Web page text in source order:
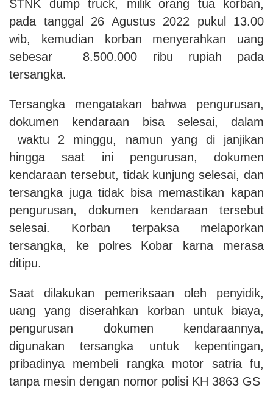
STNK dump truck, milik orang tua korban,
pada tanggal 26 Agustus 2022 pukul 13.00
wib, kemudian korban menyerahkan uang
sebesar 8.500.000 ribu rupiah pada
tersangka.
Tersangka mengatakan bahwa pengurusan,
dokumen kendaraan bisa selesai, dalam
waktu 2 minggu, namun yang di janjikan
hingga saat ini pengurusan, dokumen
kendaraan tersebut, tidak kunjung selesai, dan
tersangka juga tidak bisa memastikan kapan
pengurusan, dokumen kendaraan tersebut
selesai. Korban terpaksa melaporkan
tersangka, ke polres Kobar karna merasa
ditipu.
Saat dilakukan pemeriksaan oleh penyidik,
uang yang diserahkan korban untuk biaya,
pengurusan dokumen kendaraannya,
digunakan tersangka untuk kepentingan,
pribadinya membeli rangka motor satria fu,
tanpa mesin dengan nomor polisi KH 3863 GS